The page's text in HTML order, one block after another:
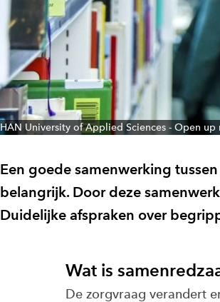
HAN University of Applied Sciences - Open up
Een goede samenwerking
belangrijk. Door deze
Duidelijke afspraken over
Wat is
De zorgvraag verandert